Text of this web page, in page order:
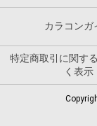
カラコンガ
特定商取引に関す
く表示